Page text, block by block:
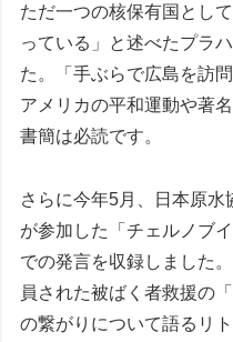
ただ一つの核保有国とし
っている」と述べたプラ
た。「手ぶらで広島を訪
アメリカの平和運動や著
書簡は必読です。
さらに今年5月、日本原水
が参加した「チェルノブ
での発言を収録しました
員された被ばく者救援の
の繋がりについて語るリ